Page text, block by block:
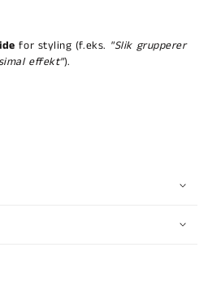
for styling (f.eks. "Slik grupperer
effekt").